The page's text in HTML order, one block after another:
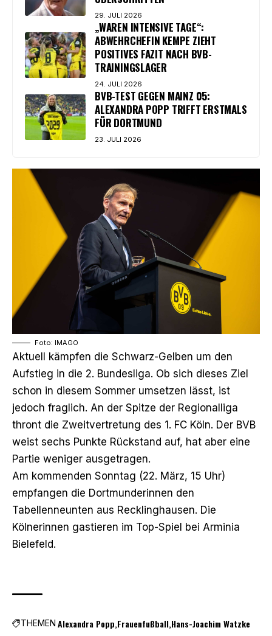
29. JULI 2026
„WAREN INTENSIVE TAGE“:
ABWEHRCHEFIN KEMPE ZIEHT
POSITIVES FAZIT NACH BVB-
TRAININGSLAGER
24. JULI 2026
BVB-TEST GEGEN MAINZ 05:
ALEXANDRA POPP TRIFFT ERSTMALS
FÜR DORTMUND
23. JULI 2026
Foto: IMAGO
Aktuell kämpfen die Schwarz-Gelben um den
Aufstieg in die 2. Bundesliga. Ob sich dieses Ziel
schon in diesem Sommer umsetzen lässt, ist
jedoch fraglich. An der Spitze der Regionalliga
thront die Zweitvertretung des 1. FC Köln. Der BVB
weist sechs Punkte Rückstand auf, hat aber eine
Partie weniger ausgetragen.
Am kommenden Sonntag (22. März, 15 Uhr)
empfangen die Dortmunderinnen den
Tabellenneunten aus Recklinghausen. Die
Kölnerinnen gastieren im Top-Spiel bei Arminia
Bielefeld.
THEMEN Alexandra Popp Frauenfußball Hans-Joachim Watzke